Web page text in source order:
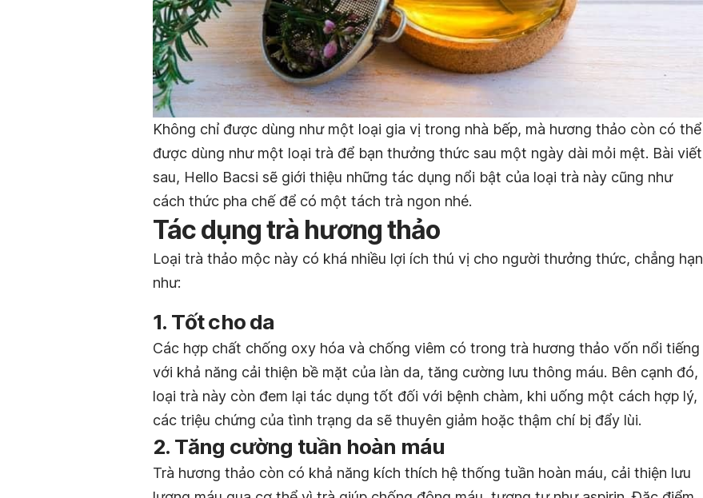
Không chỉ được dùng như một loại gia vị trong nhà bếp, mà hương thảo còn có thể
được dùng như một loại trà để bạn thưởng thức sau một ngày dài mỏi mệt. Bài viết
sau, Hello Bacsi sẽ giới thiệu những tác dụng nổi bật của loại trà này cũng như
cách thức pha chế để có một tách trà ngon nhé.
Tác dụng trà hương thảo
Loại trà thảo mộc này có khá nhiều lợi ích thú vị cho người thưởng thức, chẳng hạn
như:
1. Tốt cho da
Các hợp chất chống oxy hóa và chống viêm có trong trà hương thảo vốn nổi tiếng
với khả năng cải thiện bề mặt của làn da, tăng cường lưu thông máu. Bên cạnh đó,
loại trà này còn đem lại tác dụng tốt đối với bệnh chàm, khi uống một cách hợp lý,
các triệu chứng của tình trạng da sẽ thuyên giảm hoặc thậm chí bị đẩy lùi.
2. Tăng cường tuần hoàn máu
Trà hương thảo còn có khả năng kích thích hệ thống tuần hoàn máu, cải thiện lưu